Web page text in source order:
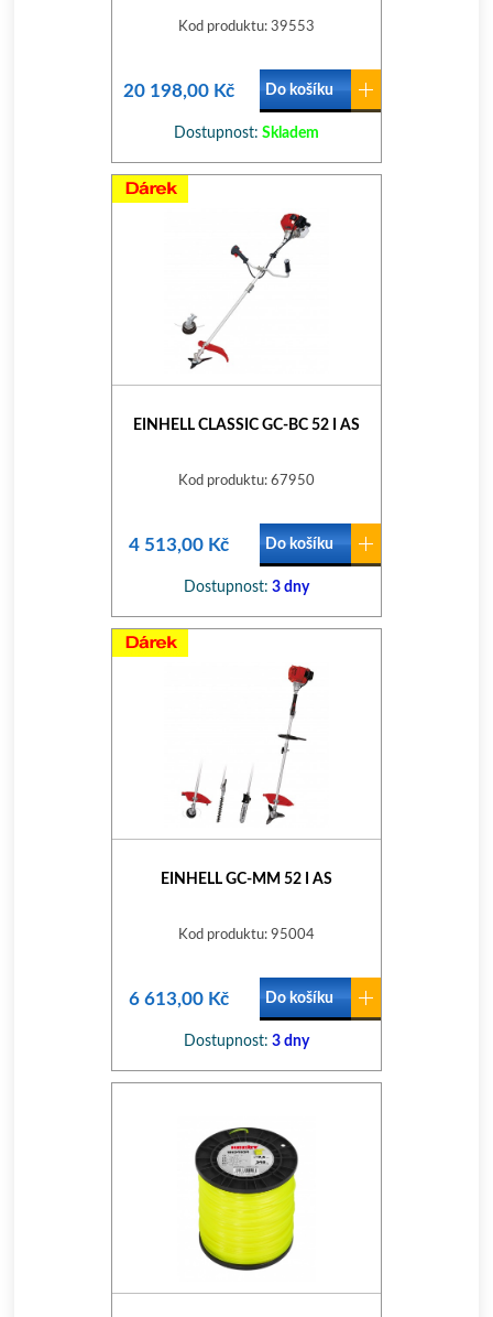
Kod produktu: 39553
20 198,00 Kč Do košíku
Dostupnost: Skladem
EINHELL CLASSIC GC-BC 52 I AS
Kod produktu: 67950
4 513,00 Kč Do košíku
Dostupnost: 3 dny
EINHELL GC-MM 52 I AS
Kod produktu: 95004
6 613,00 Kč Do košíku
Dostupnost: 3 dny